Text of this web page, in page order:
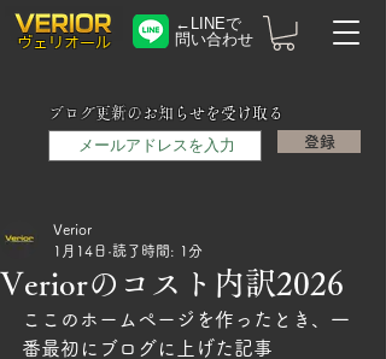
​ヴェリオール
←LINEで
問い合わせ
ブログ更新のお知らせを受け取る
メールアドレス
登録
Veriorのコスト内訳2026
Verior
1月14日 読了時間: 1分
ここのホームページを作ったとき、一
番最初にブログに上げた記事